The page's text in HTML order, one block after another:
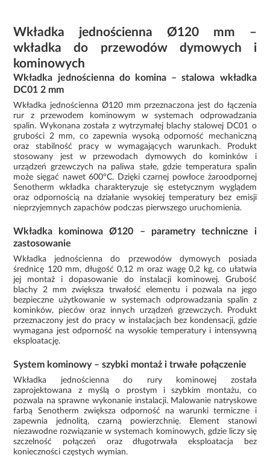
Wkładka jednościenna Ø120 mm –
wkładka do przewodów dymowych i
kominowych
Wkładka jednościenna do komina – stalowa wkładka
DC01 2 mm
Wkładka jednościenna Ø120 mm przeznaczona jest do łączenia
rur z przewodem kominowym w systemach odprowadzania
spalin. Wykonana została z wytrzymałej blachy stalowej DC01 o
grubości 2 mm, co zapewnia wysoką odporność mechaniczną
oraz stabilność pracy w wymagających warunkach. Produkt
stosowany jest w przewodach dymowych do kominków i
urządzeń grzewczych na paliwa stałe, gdzie temperatura spalin
może sięgać nawet 600°C. Dzięki czarnej powłoce żaroodpornej
Senotherm wkładka charakteryzuje się estetycznym wyglądem
oraz odpornością na działanie wysokiej temperatury bez emisji
nieprzyjemnych zapachów podczas pierwszego uruchomienia.
Wkładka kominowa Ø120 – parametry techniczne i
zastosowanie
Wkładka jednościenna do przewodów dymowych posiada
średnicę 120 mm, długość 0,12 m oraz wagę 0,2 kg, co ułatwia
jej montaż i dopasowanie do instalacji kominowej. Grubość
blachy 2 mm zwiększa trwałość elementu i pozwala na jego
bezpieczne użytkowanie w systemach odprowadzania spalin z
kominków, pieców oraz innych urządzeń grzewczych. Produkt
przeznaczony jest do pracy w instalacjach bez kondensacji, gdzie
wymagana jest odporność na wysokie temperatury i intensywną
eksploatację.
System kominowy – szybki montaż i trwałe połączenie
Wkładka jednościenna do rury kominowej została
zaprojektowana z myślą o prostym i szybkim montażu, co
pozwala na sprawne wykonanie instalacji. Malowanie natryskowe
farbą Senotherm zwiększa odporność na warunki termiczne i
zapewnia jednolitą, czarną powierzchnię. Element stanowi
niezawodne rozwiązanie w systemach kominowych, gdzie liczy się
szczelność połączeń oraz długotrwała eksploatacja bez
konieczności częstych wymian.